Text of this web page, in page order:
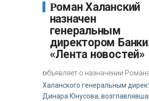
Роман Халанский
назначен
генеральным
директором
«Лента новостей»
объявляет о назначении
Халанского генеральным
Динара Юнусова,